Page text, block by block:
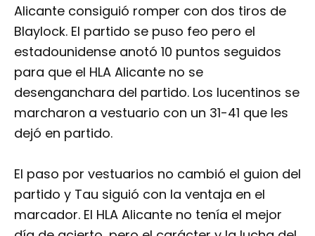
Alicante consiguió romper con dos tiros de
Blaylock. El partido se puso feo pero el
estadounidense anotó 10 puntos seguidos
para que el HLA Alicante no se
desenganchara del partido. Los lucentinos se
marcharon a vestuario con un 31-41 que les
dejó en partido.
El paso por vestuarios no cambió el guion del
partido y Tau siguió con la ventaja en el
marcador. El HLA Alicante no tenía el mejor